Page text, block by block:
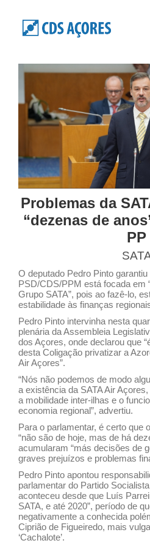
Problemas da
“dezenas de
PP
O deputado Pedro Pinto
PSD/CDS/PPM está focada em
Grupo SATA”, pois ao fazê-lo,
estabilidade às finanças
Pedro Pinto intervinha nesta
plenária da Assembleia
dos Açores, onde declarou que
desta Coligação privatizar a
Air Açores”.
“Nós não podemos de modo
a existência da SATA Air
a mobilidade inter-ilhas e o
economia regional”, advertiu.
Para o parlamentar, é certo que
“não são de hoje, mas de há
acumularam “más decisões de
graves prejuízos e problemas
Pedro Pinto apontou
parlamentar do Partido
aconteceu desde que Luís
SATA, e até 2020”, período de
negativamente a conhecida
Ciprião de Figueiredo, mais
‘Cachalote’.